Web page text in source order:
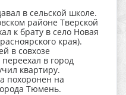
в сельской школе.
районе Тверской
к брату в село Новая
края).
в совхозе
в город
квартиру.
похоронен на
Тюмень.